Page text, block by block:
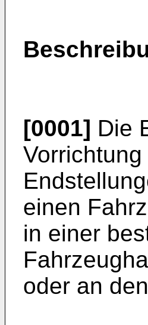
[0001] Die
einen
in einer
oder an